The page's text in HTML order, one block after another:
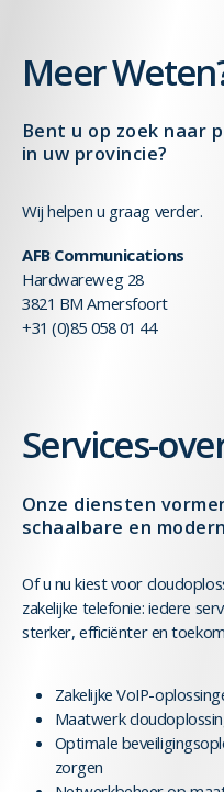
Meer
Bent u op zoek naar
in uw provincie?
Wij helpen u graag verder.
AFB Communications
Hardwareweg 28
3821 BM Amersfoort
+31 (0)85 058 01 44
Services-
Onze diensten
schaalbare en
Of u nu kiest voor
zakelijke telefonie: iedere
sterker, efficiënter en
Zakelijke VoIP-
Maatwerk
Optimale
zorgen